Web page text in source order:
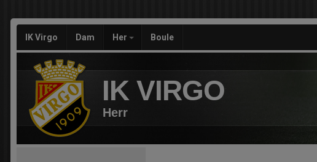
IK Virgo Dam Her Boule
IK VIRGO
Herr